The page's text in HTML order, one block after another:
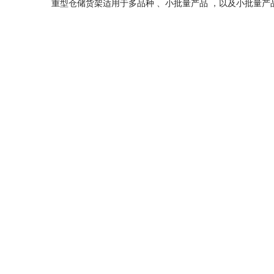
重型仓储货架适用于多品种 、小批量产品 ，以及小批量产